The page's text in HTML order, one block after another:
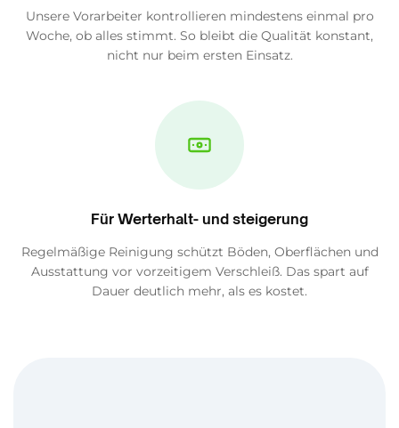
Unsere Vorarbeiter kontrollieren mindestens einmal pro
Woche, ob alles stimmt. So bleibt die Qualität konstant,
nicht nur beim ersten Einsatz.
Für Werterhalt- und steigerung
Regelmäßige Reinigung schützt Böden, Oberflächen und
Ausstattung vor vorzeitigem Verschleiß. Das spart auf
Dauer deutlich mehr, als es kostet.